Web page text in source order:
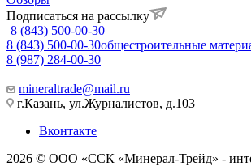
Подписаться на рассылку
8 (843) 500-00-30
8 (843) 500-00-30общестроительные
8 (987) 284-00-30
mineraltrade@mail.ru
г.Казань, ул.Журналистов, д.103
Вконтакте
2026 © ООО «ССК «Минерал-Трейд» -